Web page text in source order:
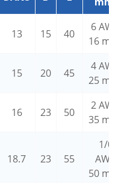
13 15 40
6 AWG
16 mm²
15 20 45
4 AWG
25 mm²
16 23 50
2 AWG
35 mm²
18.7 23 55
1/0
AWG
50 mm²